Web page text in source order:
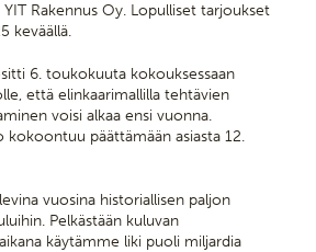
Rakennus Oy. Lopulliset tarjoukset
keväällä.
6. toukokuuta kokouksessaan
että elinkaarimallilla tehtävien
voisi alkaa ensi vuonna.
kokoontuu päättämään asiasta 12.
vuosina historiallisen paljon
Pelkästään kuluvan
käytämme liki puoli miljardia